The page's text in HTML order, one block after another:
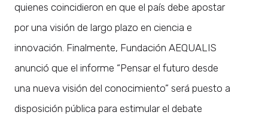
quienes coincidieron en que el país debe apostar
por una visión de largo plazo en ciencia e
innovación. Finalmente, Fundación AEQUALIS
anunció que el informe “Pensar el futuro desde
una nueva visión del conocimiento” será puesto a
disposición pública para estimular el debate